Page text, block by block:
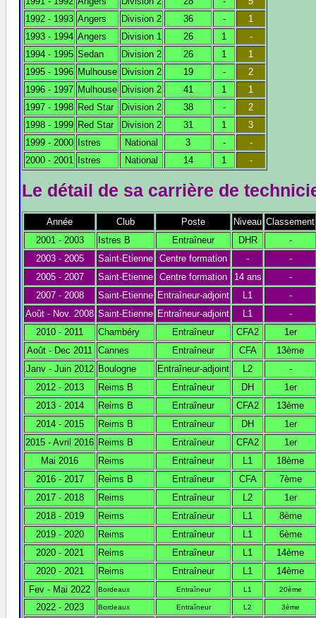
1992 - 1993 Angers Division 2 36 -
1
1993 - 1994 Angers Division 1 26 1
-
1994 - 1995 Sedan Division 2 26 1
1
1995 - 1996 Mulhouse Division 2 19 -
2
1996 - 1997 Mulhouse Division 2 41 1
1
1997 - 1998 Red Star Division 2 38 -
2
1998 - 1999 Red Star Division 2 31 1
3
1999 - 2000
Istres National 3 -
-
2000 - 2001
Istres National 14 1 -
Le détail de sa carrière de
Année Club Poste Niveau Classement
2001 - 2003
Istres B Entraîneur DHR
-
2003 - 2005
Saint-Etienne Centre formation -
-
2005 - 2007
Saint-Etienne Centre formation 14 ans
-
2007 - 2008
Saint-Etienne Entraîneur-adjoint L1
-
Août - Nov. 2008 Saint-Etienne Entraîneur-adjoint L1
-
2010 - 2011
Chambéry Entraîneur CFA2
1er
Août - Dec 2011
Cannes Entraîneur CFA
13ème
Janv - Juin 2012 Boulogne Entraîneur-adjoint L2
-
2012 - 2013
Reims B Entraîneur DH
1er
2013 - 2014
Reims B Entraîneur CFA2
13ème
2014 - 2015
Reims B Entraîneur DH
1er
2015 - Avril 2016 Reims B Entraîneur CFA2
1er
Mai 2016
Reims Entraîneur L1
18ème
2016 - 2017
Reims B Entraîneur CFA
7ème
2017 - 2018
Reims Entraîneur L2
1er
2018 - 2019
Reims Entraîneur L1
8ème
2019 - 2020
Reims Entraîneur L1
6ème
2020 - 2021
Reims Entraîneur L1
14ème
2020 - 2021
Reims Entraîneur L1
14ème
Fev - Mai 2022
Bordeaux Entraîneur L1 20ème
2022 - 2023 Bordeaux Entraîneur L2 3ème